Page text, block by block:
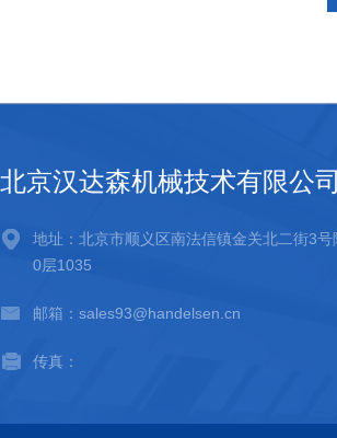
北京汉达森机械技术有限公司
地址：北京市顺义区南法信镇金关北二街3号
0层1035
邮箱：sales93@handelsen.cn
传真：